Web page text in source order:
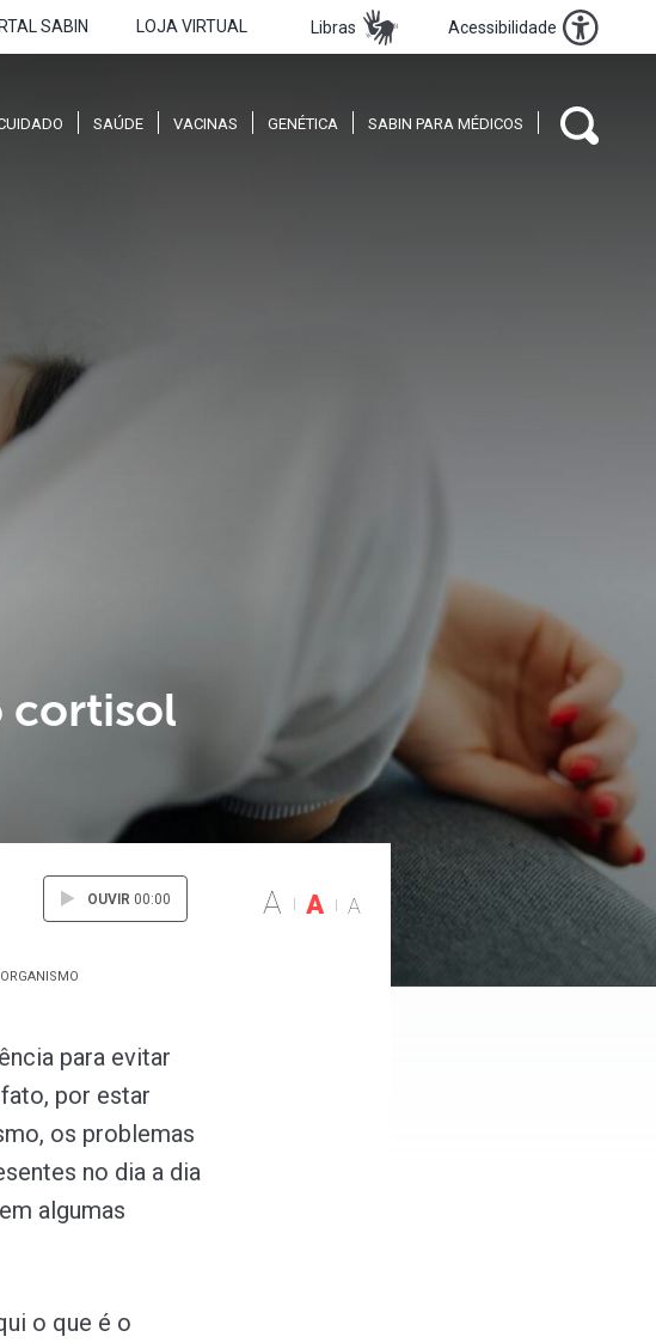
SABIN LOJA VIRTUAL Libras Acessibilidade
SAÚDE VACINAS GENÉTICA SABIN PARA MÉDICOS
cortisol
OUVIR 00:00 A A A
para evitar
por estar
os problemas
no dia a dia
algumas
o que é o